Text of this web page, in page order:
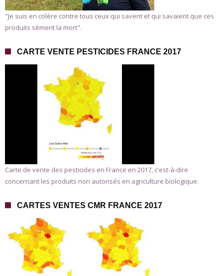
"Je suis en colère contre tous ceux qui savent et qui savaient que ces
produits sèment la mort".
CARTE VENTE PESTICIDES FRANCE 2017
Carte de vente des pesticides en France en 2017, c'est-à-dire
concernant les produits non autorisés en agriculture biologique.
CARTES VENTES CMR FRANCE 2017